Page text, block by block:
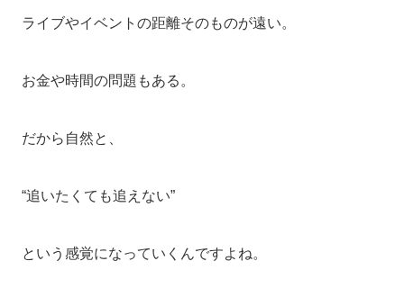
ライブやイベントの距離そのものが遠い。
お金や時間の問題もある。
だから自然と、
“追いたくても追えない”
という感覚になっていくんですよね。